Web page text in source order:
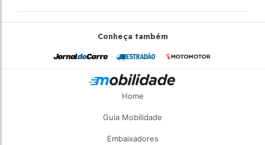
Conheça também
Home
Guia Mobilidade
Embaixadores